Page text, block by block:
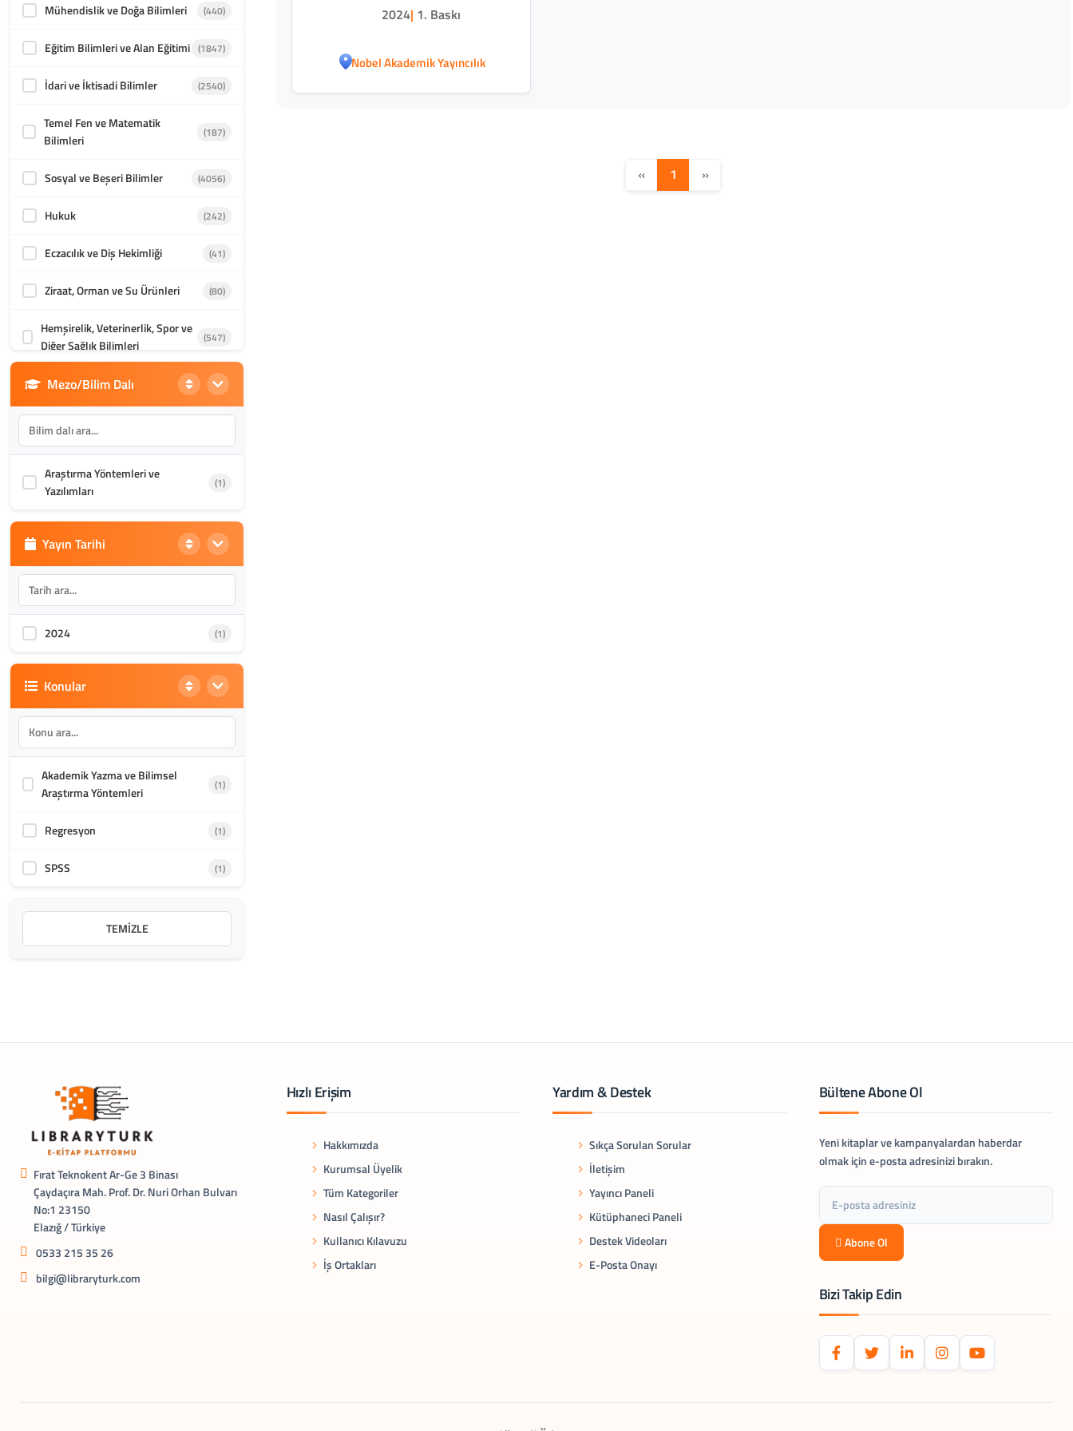
Mühendislik ve Doğa Bilimleri (440)
Eğitim Bilimleri ve Alan Eğitimi (1847)
İdari ve İktisadi Bilimler (2540)
Temel Fen ve Matematik
Bilimleri
(187)
Sosyal ve Beşeri Bilimler (4056)
Hukuk (242)
Eczacılık ve Diş Hekimliği (41)
Ziraat, Orman ve Su Ürünleri (80)
Hemşirelik, Veterinerlik, Spor ve
Diğer Sağlık Bilimleri
(547)
Din Bilimleri (1985)
İletişim, Mimarlık ve Güzel
Sanatlar
Akademik Kültür (1587)
Mezo/Bilim Dalı
Araştırma Yöntemleri ve
Yazılımları
(1)
Yayın Tarihi
2024 (1)
Konular
Akademik Yazma ve Bilimsel
Araştırma Yöntemleri
(1)
Regresyon (1)
SPSS (1)
TEMIZLE
2024| 1. Baskı
Nobel Akademik Yayıncılık
« 1 »
Fırat Teknokent Ar-Ge 3 Binası
Çaydaçıra Mah. Prof. Dr. Nuri Orhan Bulvarı
No:1 23150
Elazığ / Türkiye
0533 215 35 26
bilgi@libraryturk.com
Hızlı Erişim
Hakkımızda
Kurumsal Üyelik
Tüm Kategoriler
Nasıl Çalışır?
Kullanıcı Kılavuzu
İş Ortakları
Yardım & Destek
Sıkça Sorulan Sorular
İletişim
Yayıncı Paneli
Kütüphaneci Paneli
Destek Videoları
E-Posta Onayı
Bültene Abone Ol
Yeni kitaplar ve kampanyalardan haberdar
olmak için e-posta adresinizi bırakın.
Abone Ol
Bizi Takip Edin